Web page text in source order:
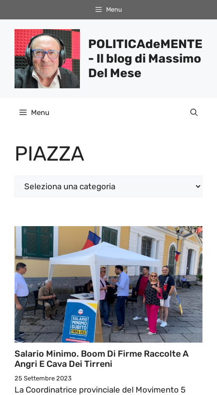
al
contenuto
Menu
POLITICAdeMENTE
- Il blog di Massimo
Del Mese
Menu
PIAZZA
Categorie
Salario Minimo. Boom Di Firme Raccolte A
Angri E Cava Dei Tirreni
25 Settembre 2023
La Coordinatrice provinciale del Movimento 5